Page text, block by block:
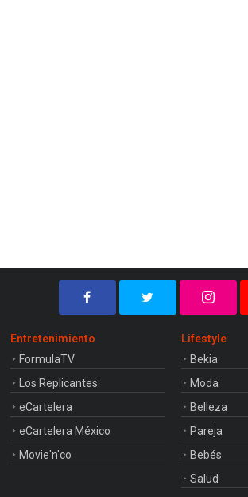
Entretenimiento
FormulaTV
Los Replicantes
eCartelera
eCartelera México
Movie'n'co
Lifestyle
Bekia
Moda
Belleza
Pareja
Bebés
Salud